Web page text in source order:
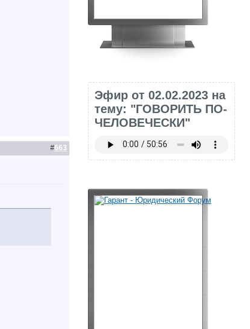
#663
Эфир от 02.02.2023 на
тему: "ГОВОРИТЬ ПО-
ЧЕЛОВЕЧЕСКИ"